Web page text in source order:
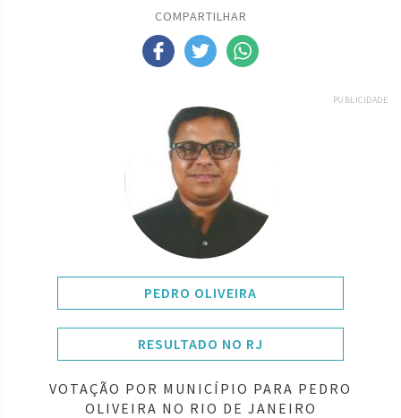
COMPARTILHAR
PUBLICIDADE
PEDRO OLIVEIRA
RESULTADO NO RJ
VOTAÇÃO POR MUNICÍPIO PARA PEDRO
OLIVEIRA NO RIO DE JANEIRO